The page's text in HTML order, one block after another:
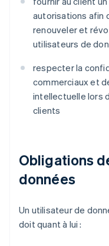
autorisations afin
renouveler et
utilisateurs de
respecter la
commerciaux et
intellectuelle lors
clients
Obligations
données
Un utilisateur de
doit quant à lui :